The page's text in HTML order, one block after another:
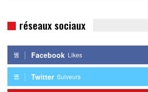
réseaux sociaux
Facebook Likes
Twitter Suiveurs